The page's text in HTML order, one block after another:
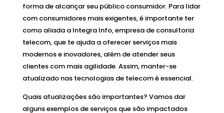
forma de alcançar seu público consumidor. Para lidar
com consumidores mais exigentes, é importante ter
como aliada a Integra Info, empresa de consultoria
telecom, que te ajuda a oferecer serviços mais
modernos e inovadores, além de atender seus
clientes com mais agilidade. Assim, manter-se
atualizado nas tecnologias de telecom é essencial.
Quais atualizações são importantes? Vamos dar
alguns exemplos de serviços que são impactados